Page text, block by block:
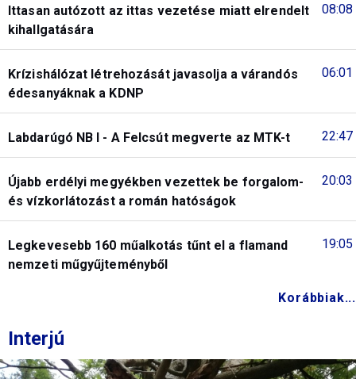
08:08
Ittasan autózott az ittas vezetése miatt elrendelt
kihallgatására
06:01
Krízishálózat létrehozását javasolja a várandós
édesanyáknak a KDNP
22:47
Labdarúgó NB I - A Felcsút megverte az MTK-t
20:03
Újabb erdélyi megyékben vezettek be forgalom-
és vízkorlátozást a román hatóságok
19:05
Legkevesebb 160 műalkotás tűnt el a flamand
nemzeti műgyűjteményből
Korábbiak...
Interjú